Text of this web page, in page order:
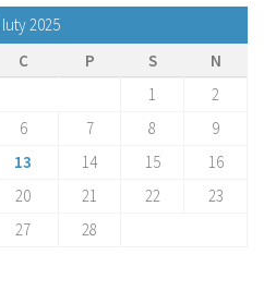
luty 2025
C P S
N
1
2
6 7 8
9
13 14 15
16
20 21 22
23
27
28